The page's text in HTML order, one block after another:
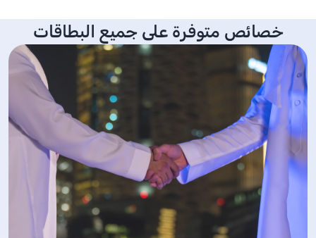
خصائص متوفرة على جميع البطاقات